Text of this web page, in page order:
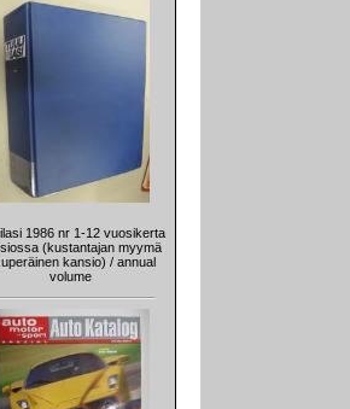
1986 nr 1-12 vuosikerta
(kustantajan myymä
kansio) / annual
volume